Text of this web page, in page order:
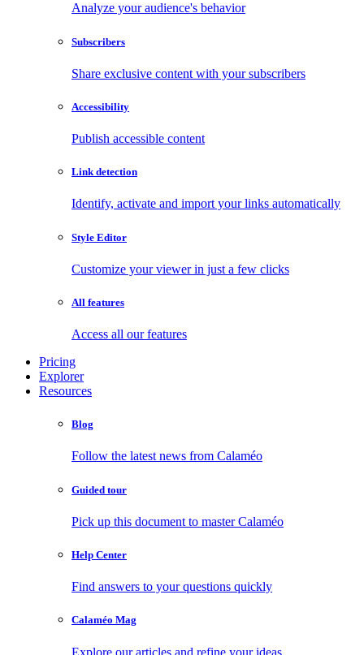
Analyze your audience's behavior
Subscribers
Share exclusive content with your subscribers
Accessibility
Publish accessible content
Link detection
Identify, activate and import your links automatically
Style Editor
Customize your viewer in just a few clicks
All features
Access all our features
Pricing
Explorer
Resources
Blog
Follow the latest news from Calaméo
Guided tour
Pick up this document to master Calaméo
Help Center
Find answers to your questions quickly
Calaméo Mag
Explore our articles and refine your ideas